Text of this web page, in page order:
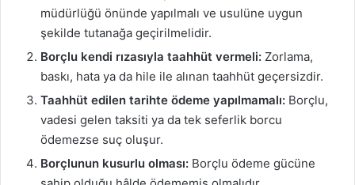
müdürlüğü önünde yapılmalı ve usulüne uygun
şekilde tutanağa geçirilmelidir.
Borçlu kendi rızasıyla taahhüt vermeli: Zorlama,
baskı, hata ya da hile ile alınan taahhüt geçersizdir.
Taahhüt edilen tarihte ödeme yapılmamalı: Borçlu,
vadesi gelen taksiti ya da tek seferlik borcu
ödemezse suç oluşur.
Borçlunun kusurlu olması: Borçlu ödeme gücüne